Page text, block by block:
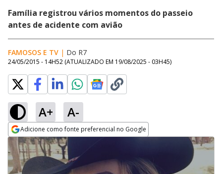
Família registrou vários momentos do passeio
antes de acidente com avião
FAMOSOS E TV | Do R7
24/05/2015 - 14H52 (ATUALIZADO EM 19/08/2025 - 03H45)
A+ A-
Adicione como fonte preferencial no Google
Opens in new window